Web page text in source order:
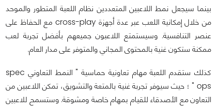
بينما سيجعل نمط اللاعبين المتعددين نظام اللعبة المتطور والموحد
من خلال إمكانية اللعب عبر عدة أجهزة cross-play مع الحفاظ على
عنصر التنافسية. وسيستمتع اللاعبون جميعهم بأفضل تجربة لعب
ممكنة ستكون غنية بالمحتوى المجاني والمتوفر على مدار العام.
كذلك ستقدم اللعبة مهام تعاونية حماسية " النمط التعاوني spec
ops " ؛ حيث سيوفر تجربة غنية بالمتعة والتشويق، تمكن اللاعبين من
التعاون مع الأصدقاء للقيام بمهام خاصة ومشوقة. وستسمح للاعبين